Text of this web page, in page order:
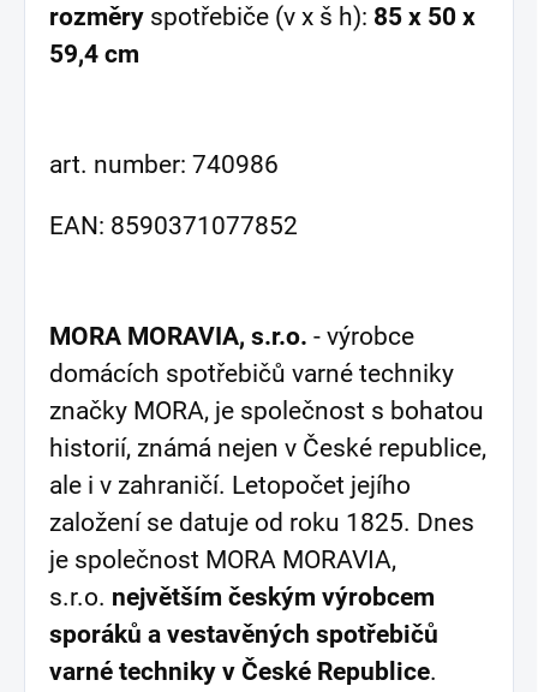
rozměry spotřebiče (v x š h): 85 x 50 x
59,4 cm
art. number: 740986
EAN: 8590371077852
MORA MORAVIA, s.r.o. - výrobce
domácích spotřebičů varné techniky
značky MORA, je společnost s bohatou
historií, známá nejen v České republice,
ale i v zahraničí. Letopočet jejího
založení se datuje od roku 1825. Dnes
je společnost MORA MORAVIA,
s.r.o. největším českým výrobcem
sporáků a vestavěných spotřebičů
varné techniky v České Republice.